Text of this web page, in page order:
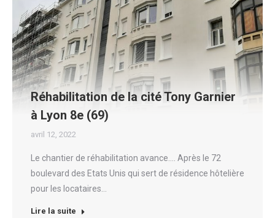
Réhabilitation de la cité Tony Garnier
à Lyon 8e (69)
avril 12, 2022
Le chantier de réhabilitation avance…. Après le 72
boulevard des Etats Unis qui sert de résidence hôtelière
pour les locataires…
Lire la suite